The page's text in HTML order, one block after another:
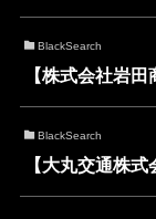
BlackSearch
【株式会社岩
BlackSearch
【大丸交通株